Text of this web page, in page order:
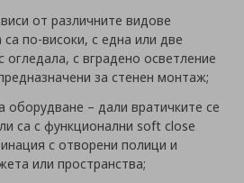
от различните видове
по-високи, с една или две
огледала, с вградено осветление
за стенен монтаж;
оборудване – дали вратичките се
са с функционални soft close
с отворени полици и
или пространства;